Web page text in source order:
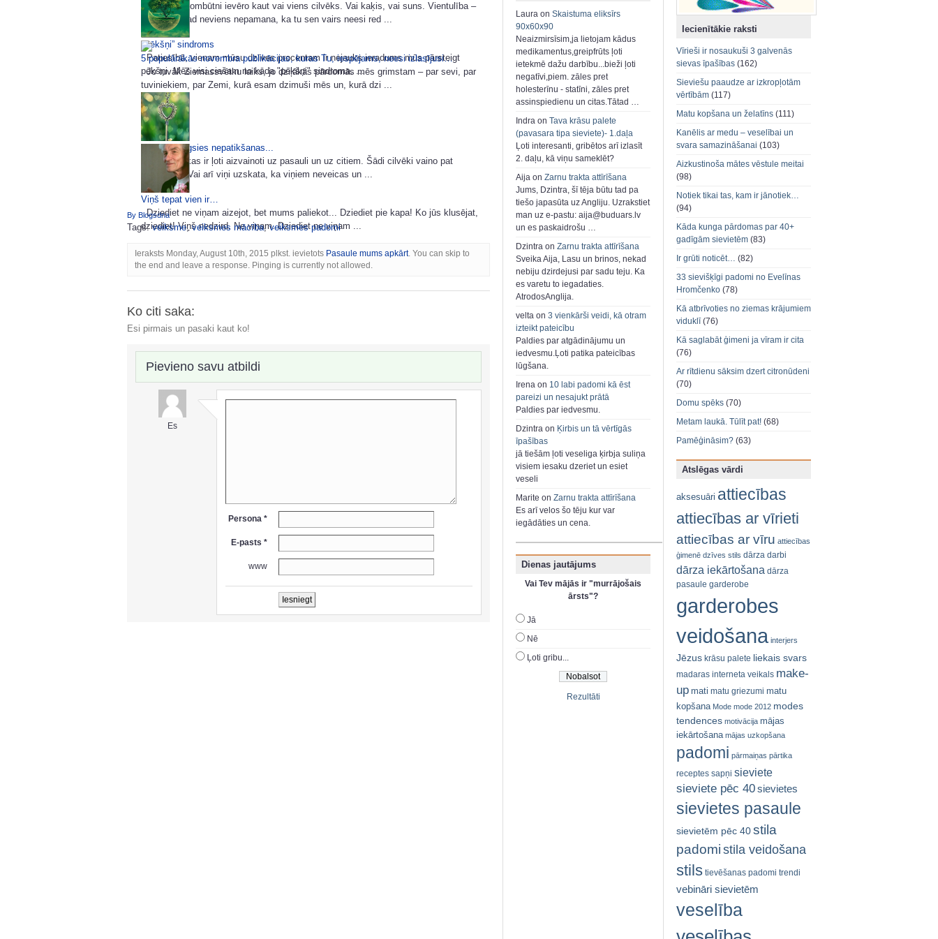
...Ja tavu prombūtni ievēro kaut vai viens cilvēks. Vai kaķis, vai suns. Vientulība –
tas ir tad, kad neviens nepamana, ka tu sen vairs neesi red ...
„Pēkšņi” sindroms
Patiesībā, vienam mūsu dzīves procentam ir nejauks ieradums mūs pārsteigt
pēkšņi. Mēs visi ciešam no kāda "pēkšņi" sindroma. ...
5 populārākās novembra publikācijas, kuras Tu, iespējams, neesi izlasījusi…
Jo tuvāk Ziemassvētku laiks, jo dziļākās pārdomās mēs grimstam – par sevi, par
tuviniekiem, par Zemi, kurā esam dzimuši mēs un, kurā dzi ...
Kad tad beigsies nepatikšanas...
Ir cilvēki, kas ir ļoti aizvainoti uz pasauli un uz citiem. Šādi cilvēki vaino pat
radiniekus. Vai arī viņi uzskata, ka viņiem neveicas un ...
Viņš tepat vien ir…
Dziediet ne viņam aizejot, bet mums paliekot... Dziediet pie kapa! Ko jūs klusējat,
dziediet! Viņš nedzird. Ne viņam. Dziediet ne viņam ...
By Blogsdna
Tags:veiksme,veiksmes mācība,veiksmes padomi
Ieraksts Monday, August 10th, 2015 plkst. ievietots Pasaule mums apkārt. You can skip to
the end and leave a response. Pinging is currently not allowed.
Ko citi saka:
Esi pirmais un pasaki kaut ko!
Pievieno savu atbildi
Es
Persona *
E-pasts *
www
Laura on Skaistuma eliksīrs
90x60x90
Neaizmirsīsim,ja lietojam kādus
medikamentus,greipfrūts ļoti
ietekmē dažu darbību...bieži ļoti
negatīvi,piem. zāles pret
holesterīnu - statīni, zāles pret
assinspiedienu un citas.Tātad …
Indra on Tava krāsu palete
(pavasara tipa sieviete)- 1.daļa
Ļoti interesanti, gribētos arī izlasīt
2. daļu, kā viņu sameklēt?
Aija on Zarnu trakta attīrīšana
Jums, Dzintra, šī tēja būtu tad pa
tiešo japasūta uz Angliju. Uzrakstiet
man uz e-pastu: aija@buduars.lv
un es paskaidrošu …
Dzintra on Zarnu trakta attīrīšana
Sveika Aija, Lasu un brinos, nekad
nebiju dzirdejusi par sadu teju. Ka
es varetu to iegadaties.
AtrodosAnglija.
velta on 3 vienkārši veidi, kā otram
izteikt pateicību
Paldies par atgādinājumu un
iedvesmu.Ļoti patika pateicības
lūgšana.
Irena on 10 labi padomi kā ēst
pareizi un nesajukt prātā
Paldies par iedvesmu.
Dzintra on Ķirbis un tā vērtīgās
īpašības
jā tiešām ļoti veseliga ķirbja suliņa
visiem iesaku dzeriet un esiet
veseli
Marite on Zarnu trakta attīrīšana
Es arī velos šo tēju kur var
iegādāties un cena.
Dienas jautājums
Vai Tev mājās ir "murrājošais
ārsts"?
Jā
Nē
Ļoti gribu...
Rezultāti
Iecienītākie raksti
Vīrieši ir nosaukuši 3 galvenās
sievas īpašības (162)
Sieviešu paaudze ar izkropļotām
vērtībām (117)
Matu kopšana un želatīns (111)
Kanēlis ar medu – veselībai un
svara samazināšanai (103)
Aizkustinoša mātes vēstule meitai
(98)
Notiek tikai tas, kam ir jānotiek…
(94)
Kāda kunga pārdomas par 40+
gadīgām sievietēm (83)
Ir grūti noticēt… (82)
33 sievišķīgi padomi no Evelīnas
Hromčenko (78)
Kā atbrīvoties no ziemas krājumiem
viduklī(76)
Kā saglabāt ģimeni ja vīram ir cita
(76)
Ar rītdienu sāksim dzert citronūdeni
(70)
Domu spēks (70)
Metam laukā. Tūlīt pat! (68)
Pamēģināsim? (63)
Atslēgas vārdi
aksesuāri attiecības
attiecības ar vīrieti
attiecības ar vīru attiecības
ģimenē dzīves stils dārza darbi
dārza iekārtošana dārza
pasaule garderobe
garderobes
veidošana interjers
Jēzus krāsu palete liekais svars
madaras interneta veikals make-
up mati matu griezumi matu
kopšana Mode mode 2012 modes
tendences motivācija mājas
iekārtošana mājas uzkopšana
padomi pārmaiņas pārtika
receptes sapņi sieviete
sieviete pēc 40sievietes
sievietes pasaule
sievietēm pēc 40stila
padomistila veidošana
stils tievēšanas padomi trendi
vebināri sievietēm
veselība